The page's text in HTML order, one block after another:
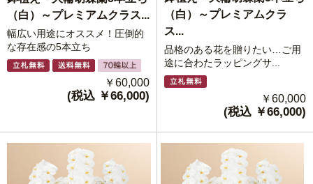
（白）～プレミアムクラス...
幅広い用途にオススメ！圧倒的
な存在感の5本立ち
￥60,000
(税込 ￥66,000)
（白）～プレミアムクラ
ス...
品格のある花を贈りたい…ご用
途に合わたラッピングサ...
￥60,000
(税込 ￥66,000)